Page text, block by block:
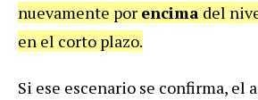
nuevamente por encima del
en el corto plazo.
Si ese escenario se confirma, el